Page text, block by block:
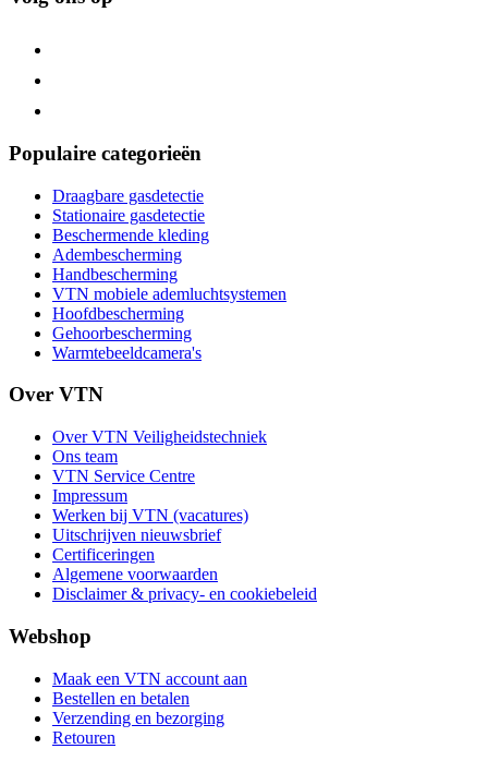
Populaire categorieën
Draagbare gasdetectie
Stationaire gasdetectie
Beschermende kleding
Adembescherming
Handbescherming
VTN mobiele ademluchtsystemen
Hoofdbescherming
Gehoorbescherming
Warmtebeeldcamera's
Over VTN
Over VTN Veiligheidstechniek
Ons team
VTN Service Centre
Impressum
Werken bij VTN (vacatures)
Uitschrijven nieuwsbrief
Certificeringen
Algemene voorwaarden
Disclaimer & privacy- en cookiebeleid
Webshop
Maak een VTN account aan
Bestellen en betalen
Verzending en bezorging
Retouren